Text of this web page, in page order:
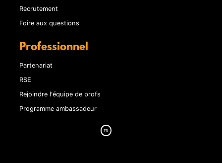
Recrutement
Foire aux questions
Professionnel
Partenariat
RSE
Rejoindre l'équipe de profs
Programme ambassadeur